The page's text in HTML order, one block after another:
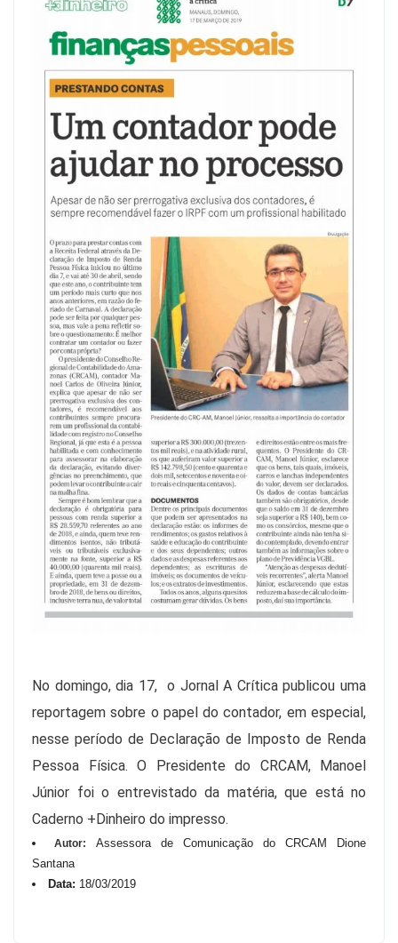
No domingo, dia 17, o Jornal A Crítica publicou uma
reportagem sobre o papel do contador, em especial,
nesse período de Declaração de Imposto de Renda
Pessoa Física. O Presidente do CRCAM, Manoel
Júnior foi o entrevistado da matéria, que está no
Caderno +Dinheiro do impresso.
Autor: Assessora de Comunicação do CRCAM Dione
Santana
Data: 18/03/2019